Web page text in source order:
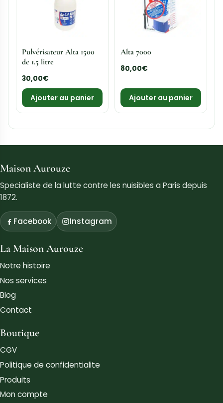
Pulvérisateur Alta 1500
de 1.5 litre
30,00€
Ajouter au panier
Alta 7000
80,00€
Ajouter au panier
Maison Aurouze
Specialiste de la lutte contre les nuisibles a Paris depuis
1872.
Facebook Instagram
La Maison Aurouze
Notre histoire
Nos services
Blog
Contact
Boutique
CGV
Politique de confidentialite
Produits
Mon compte